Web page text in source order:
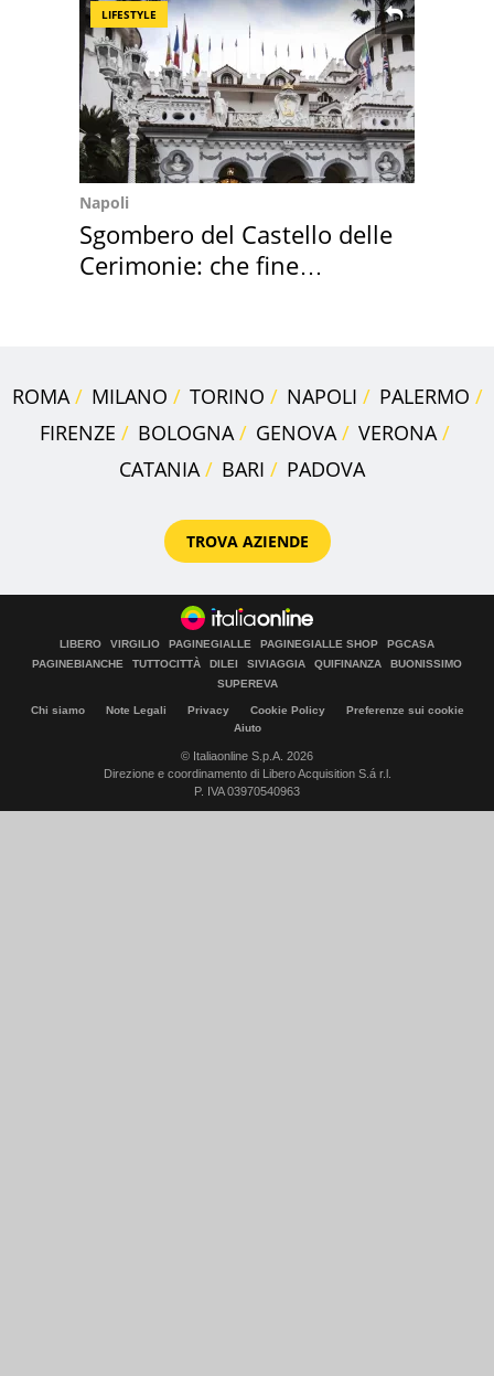
LIFESTYLE
Napoli
Sgombero del Castello delle
Cerimonie: che fine
ROMA MILANO TORINO NAPOLI
PALERMO
FIRENZE
BOLOGNA GENOVA
VERONA
CATANIA
BARI PADOVA
TROVA AZIENDE
LIBERO VIRGILIO PAGINEGIALLE PAGINEGIALLE SHOP
PGCASA
PAGINEBIANCHE
TUTTOCITTÀ DILEI SIVIAGGIA QUIFINANZA
BUONISSIMO
SUPEREVA
Chi siamo Note Legali Privacy Cookie Policy
Preferenze sui cookie
Aiuto
© Italiaonline S.p.A. 2026
Direzione e coordinamento di Libero Acquisition S.á r.l.
P. IVA 03970540963